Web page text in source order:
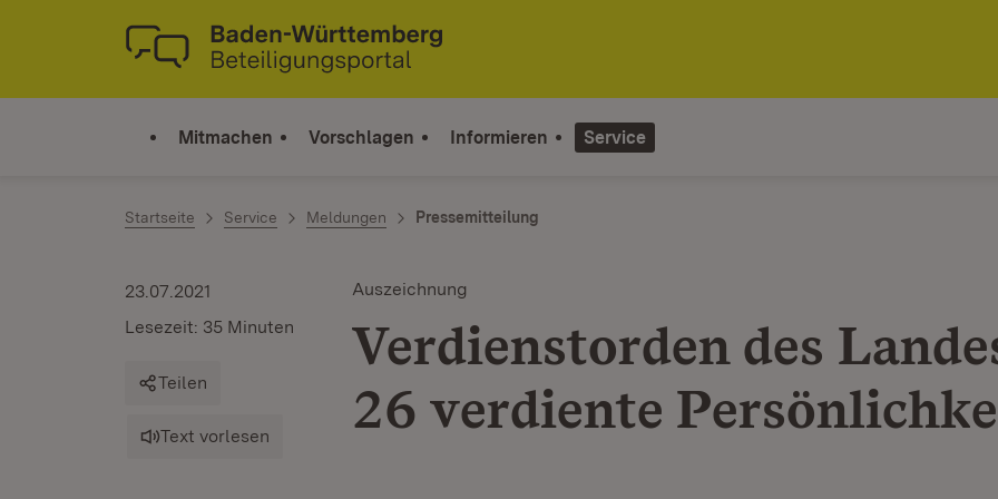
Zum Inhalt springen
Link zur Startseite
Mitmachen Vorschlagen Informieren Service
Startseite Service Meldungen Pressemitteilung
Auszeichnung
Verdienstorden des
26 verdiente
23.07.2021
Lesezeit: 35 Minuten
Teilen
Text vorlesen